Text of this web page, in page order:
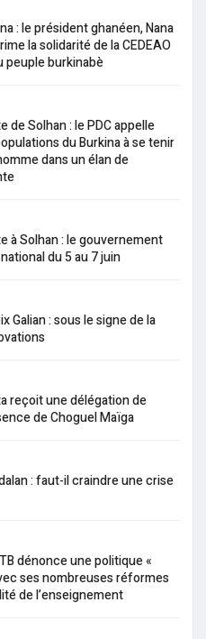
: le président ghanéen, Nana
la solidarité de la CEDEAO
peuple burkinabè
Solhan : le PDC appelle
du Burkina à se tenir
dans un élan de
à Solhan : le gouvernement
du 5 au 7 juin
Galian : sous le signe de la
reçoit une délégation de
de Choguel Maïga
: faut-il craindre une crise
dénonce une politique «
ses nombreuses réformes
de l’enseignement